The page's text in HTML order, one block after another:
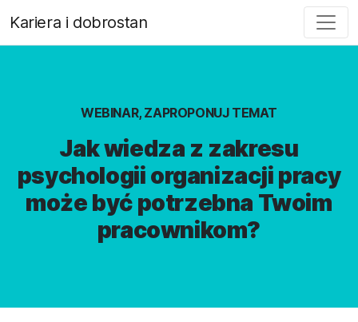
Kariera i dobrostan
WEBINAR, ZAPROPONUJ TEMAT
Jak wiedza z zakresu
psychologii organizacji pracy
może być potrzebna Twoim
pracownikom?